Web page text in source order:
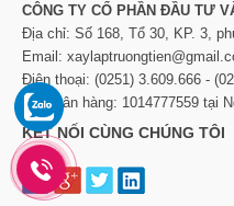
CÔNG TY CỔ PHẦN ĐẦU TƯ
Địa chỉ: Số 168, Tổ 30, KP. 3,
Email:
Điện thoại: (0251) 3.609.666 -
TK Ngân hàng: 1014777559 tại
KẾT NỐI CÙNG CHÚNG TÔI